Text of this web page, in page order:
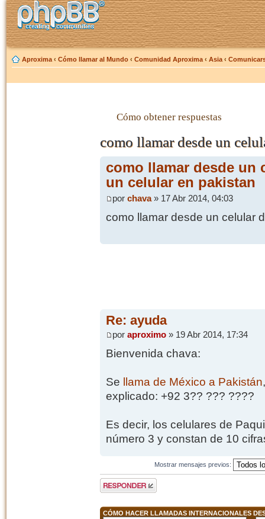
Aproxima ‹ Cómo llamar al Mundo ‹ Comunidad Aproxima ‹ Asia ‹
Cómo obtener respuestas
como llamar desde un
como llamar desde un
un celular en pakistan
por chava» 17 Abr 2014, 04:03
como llamar desde un celular
Re: ayuda
por aproximo» 19 Abr 2014, 17:34
Bienvenida chava:
Se llama de México a Pakistán
explicado: +92 3?? ??? ????
Es decir, los celulares de
número 3 y constan de 10
Mostrar mensajes previos:
Publicar una
respuesta
CÓMO HACER LLAMADAS INTERNACIONALES